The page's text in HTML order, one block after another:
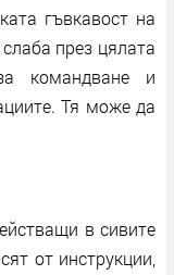
гъвкавост на
през цялата
командване и
Тя може да
в сивите
от инструкции,